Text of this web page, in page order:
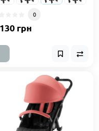
0
грн